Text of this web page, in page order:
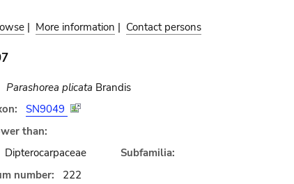
| More information | Contact persons
Parashorea plicata Brandis
SN9049
than:
Dipterocarpaceae
Subfamilia:
number:
222